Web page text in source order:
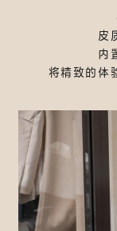
皮
内
将精致的体